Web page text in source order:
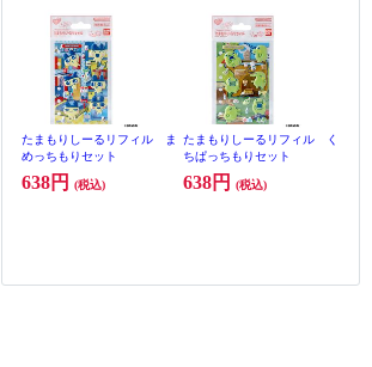
たまもりしーるリフィル ま
めっちもりセット
638円 (税込)
たまもりしーるリフィル く
ちぱっちもりセット
638円 (税込)
8,025円(税込)
5,344円(税込)